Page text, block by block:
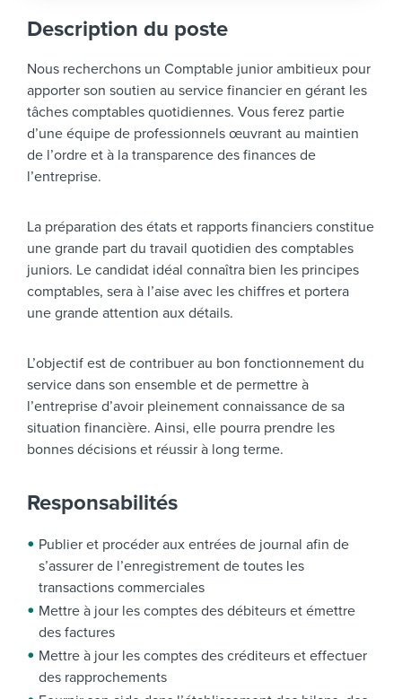
Description du poste
Nous recherchons un Comptable junior ambitieux pour
apporter son soutien au service financier en gérant les
tâches comptables quotidiennes. Vous ferez partie
d’une équipe de professionnels œuvrant au maintien
de l’ordre et à la transparence des finances de
l’entreprise.
La préparation des états et rapports financiers constitue
une grande part du travail quotidien des comptables
juniors. Le candidat idéal connaîtra bien les principes
comptables, sera à l’aise avec les chiffres et portera
une grande attention aux détails.
L’objectif est de contribuer au bon fonctionnement du
service dans son ensemble et de permettre à
l’entreprise d’avoir pleinement connaissance de sa
situation financière. Ainsi, elle pourra prendre les
bonnes décisions et réussir à long terme.
Responsabilités
Publier et procéder aux entrées de journal afin de
s’assurer de l’enregistrement de toutes les
transactions commerciales
Mettre à jour les comptes des débiteurs et émettre
des factures
Mettre à jour les comptes des créditeurs et effectuer
des rapprochements